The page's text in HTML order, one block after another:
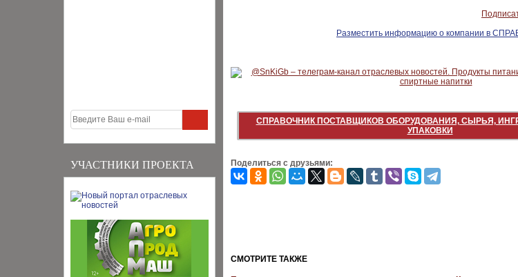
УЧАСТНИКИ ПРОЕКТА
Разместить информацию о компании в
СПРАВОЧНИК ПОСТАВЩИКОВ ОБОРУДОВАНИЯ, СЫРЬЯ,
УПАКОВКИ
Поделиться с друзьями:
CМОТРИТЕ ТАКЖЕ